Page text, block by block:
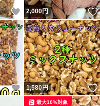
いいね！
2,000円
いいね！
1,580円
最大10%対象